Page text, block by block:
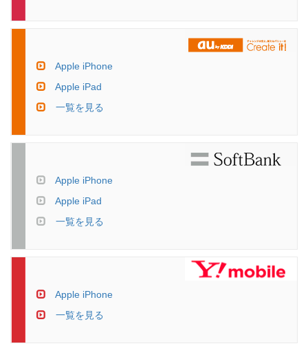
Apple iPhone
Apple iPad
一覧を見る
Apple iPhone
Apple iPad
一覧を見る
Apple iPhone
一覧を見る